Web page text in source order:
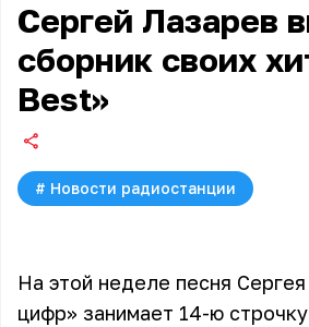
Сергей Лазарев
сборник своих
Best»
# Новости радиостанции
На этой неделе песня
цифр» занимает 14-ю